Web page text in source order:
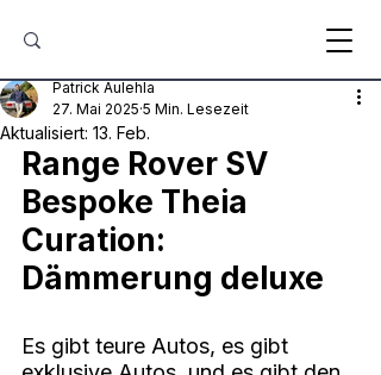
Patrick Aulehla
27. Mai 2025 5 Min. Lesezeit
Aktualisiert: 13. Feb.
Range Rover SV
Bespoke Theia
Curation:
Dämmerung deluxe
Es gibt teure Autos, es gibt